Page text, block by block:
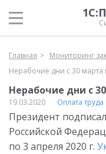
Главная Мониторинг
Нерабочие дни с 30 марта
Нерабочие дни с
19.03.2020 Оплата труда
Президент
Российской
по 3 апреля 2020 г.